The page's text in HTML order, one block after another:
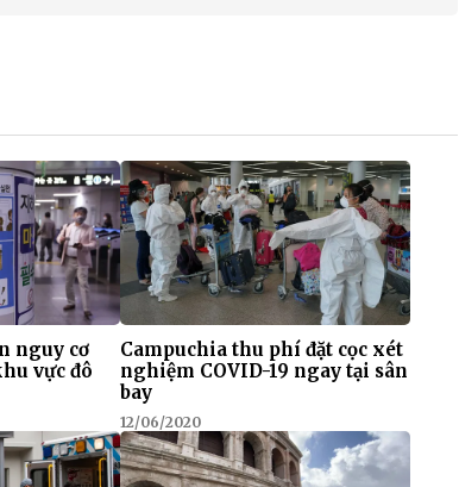
nguy cơ
vực đô
Campuchia thu phí đặt cọc xét
nghiệm COVID-19 ngay tại sân
bay
12/06/2020